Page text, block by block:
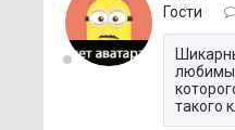
Гости
такого